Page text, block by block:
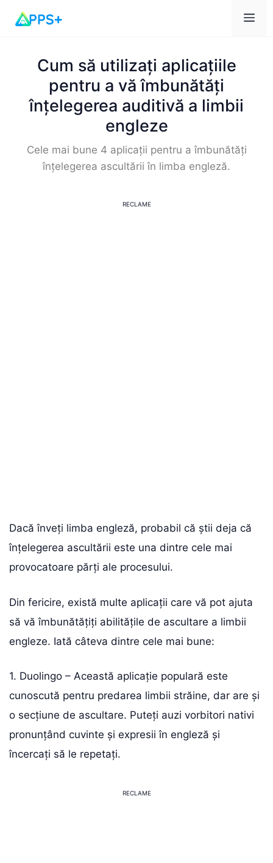
Cum să utilizați aplicațiile
pentru a vă îmbunătăți
înțelegerea auditivă a limbii
engleze
Cele mai bune 4 aplicații pentru a îmbunătăți
înțelegerea ascultării în limba engleză.
RECLAME
Dacă înveți limba engleză, probabil că știi deja că
înțelegerea ascultării este una dintre cele mai
provocatoare părți ale procesului.
Din fericire, există multe aplicații care vă pot ajuta
să vă îmbunătățiți abilitățile de ascultare a limbii
engleze. Iată câteva dintre cele mai bune:
1. Duolingo – Această aplicație populară este
cunoscută pentru predarea limbii străine, dar are și
o secțiune de ascultare. Puteți auzi vorbitori nativi
pronunțând cuvinte și expresii în engleză și
încercați să le repetați.
RECLAME